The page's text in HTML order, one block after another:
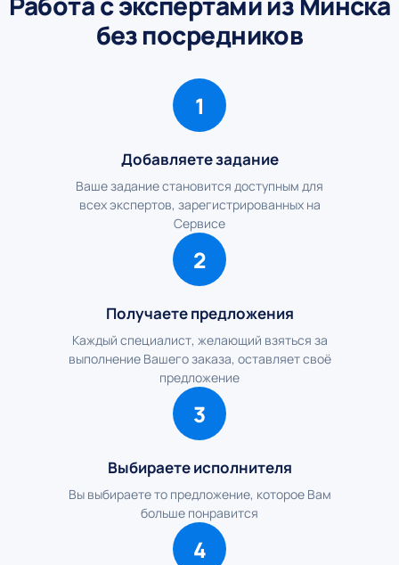
без посредников
1
Добавляете задание
Ваше задание становится доступным для
всех экспертов, зарегистрированных на
Сервисе
2
Получаете предложения
Каждый специалист, желающий взяться за
выполнение Вашего заказа, оставляет своё
предложение
3
Выбираете исполнителя
Вы выбираете то предложение, которое Вам
больше понравится
4